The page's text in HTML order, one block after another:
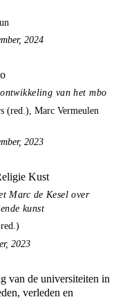
2024
van het mbo
(red.), Marc Vermeulen
2023
Kust
Marc de Kesel over
kunst
2023
van de universiteiten in
verleden en